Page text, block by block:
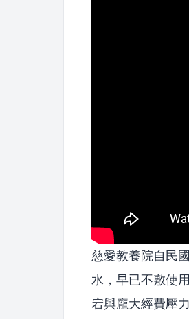
慈愛教養院自民
水，早已不敷使
宕與龐大經費壓